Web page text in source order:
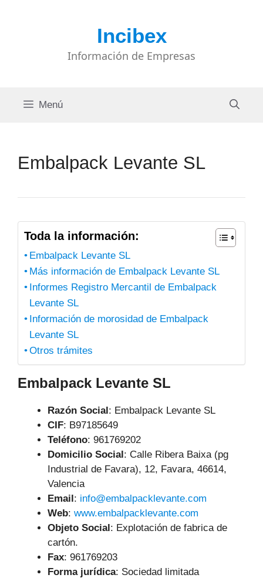
Incibex
Información de Empresas
Menú
Embalpack Levante SL
Toda la información:
Embalpack Levante SL
Más información de Embalpack Levante SL
Informes Registro Mercantil de Embalpack
Levante SL
Información de morosidad de Embalpack
Levante SL
Otros trámites
Embalpack Levante SL
Razón Social: Embalpack Levante SL
CIF: B97185649
Teléfono: 961769202
Domicilio Social: Calle Ribera Baixa (pg
Industrial de Favara), 12, Favara, 46614,
Valencia
Email: info@embalpacklevante.com
Web: www.embalpacklevante.com
Objeto Social: Explotación de fabrica de
cartón.
Fax: 961769203
Forma jurídica: Sociedad limitada